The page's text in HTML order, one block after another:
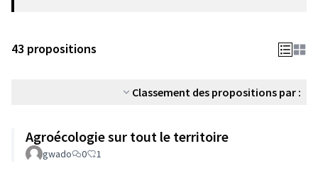
43 propositions
Classement des propositions par :
Agroécologie sur tout le territoire
gwado 0 1